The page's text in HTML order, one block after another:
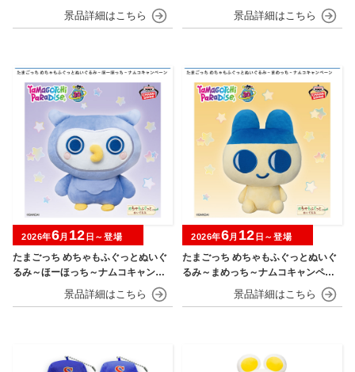
たまごっち めちゃもふぐっとぬいぐ
るみ～ほーほっち～ナムコキャンペ
2026年6月 12 日～登場
たまごっち めちゃもふぐっとぬいぐ
るみ～まめっち～ナムコキャンペー
2026年6月 12 日～登場